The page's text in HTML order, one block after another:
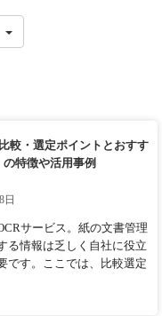
較・選定ポイントとおすす
特徴や活用事例
日
サービス。紙の文書管理
る情報は乏しく自社に役立
です。ここでは、比較選定